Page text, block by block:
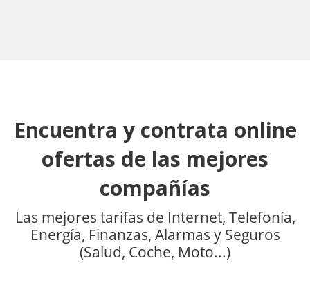
Encuentra y contrata online
ofertas de las mejores
compañías
Las mejores tarifas de Internet, Telefonía,
Energía, Finanzas, Alarmas y Seguros
(Salud, Coche, Moto...)